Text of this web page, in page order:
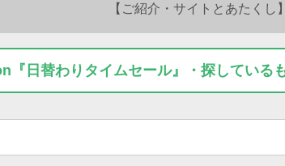
【ご紹介・サイトとあたくし】
『日替わりタイムセール』・探している